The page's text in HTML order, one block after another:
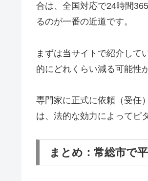
合は、全国対応で24時間
るのが一番の近道です。
まずは当サイトで紹介して
的にどれくらい減る可能性
専門家に正式に依頼（受任
は、法的な効力によってピ
まとめ：常総市で